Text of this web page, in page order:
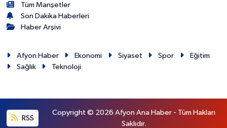
Tüm Manşetler
Son Dakika Haberleri
Haber Arşivi
Afyon Haber Ekonomi Siyaset Spor
Eğitim
Sağlık
Teknoloji
RSS
Copyright © 2026 Afyon Ana Haber - Tüm Hakları
Saklıdır.